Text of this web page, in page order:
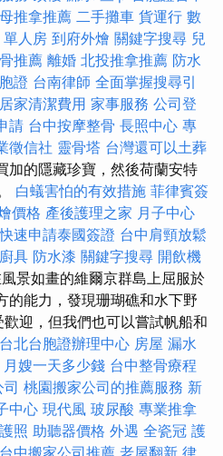
推拿推薦 二手攤車 貨運行 數
人房 到府外燴 關鍵字搜尋 兒
推薦 離婚 北投推拿推薦 防水
證 台南律師 全面掌握搜尋引
居家清潔費用 家事服務 公司登
請 台中按摩整骨 長照中心 專
徵信社 靈骨塔 台灣還可以土葬
加的隱藏珍寶，然後荷蘭安特
白蟻害怕的有效措施 菲律賓簽
價格 產後護理之家 月子中心
快速申請泰國簽證 台中肩頸放鬆
具 防水漆 關鍵字搜尋 開飲機
景如畫的維爾京群島上屈服於
的能力，發現珊瑚礁和水下野
迎，但我們也可以嘗試帆船和
台北台胞證辦理中心 房屋 漏水
月嫂一天多少錢 台中整骨療程
司 桃園搬家公司的推薦服務 新
中心 現代風 玻尿酸 專業推拿
照 助聽器價格 外遇 全瓷冠 護
台中搬家公司推薦 老屋翻新 律